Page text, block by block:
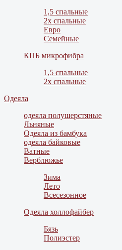
1,5 спальные
2х спальные
Евро
Семейные
КПБ микрофибра
1,5 спальные
2х спальные
Одеяла
одеяла полушерстяные
Льняные
Одеяла из бамбука
одеяла байковые
Ватные
Верблюжье
Зима
Лето
Всесезонное
Одеяла холлофайбер
Бязь
Полиэстер